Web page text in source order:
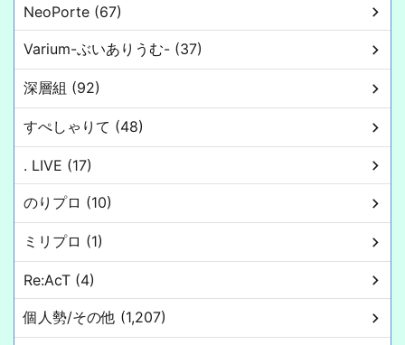
NeoPorte (67)
Varium-ぶいありうむ- (37)
深層組 (92)
すぺしゃりて (48)
. LIVE (17)
のりプロ (10)
ミリプロ (1)
Re:AcT (4)
個人勢/その他 (1,207)